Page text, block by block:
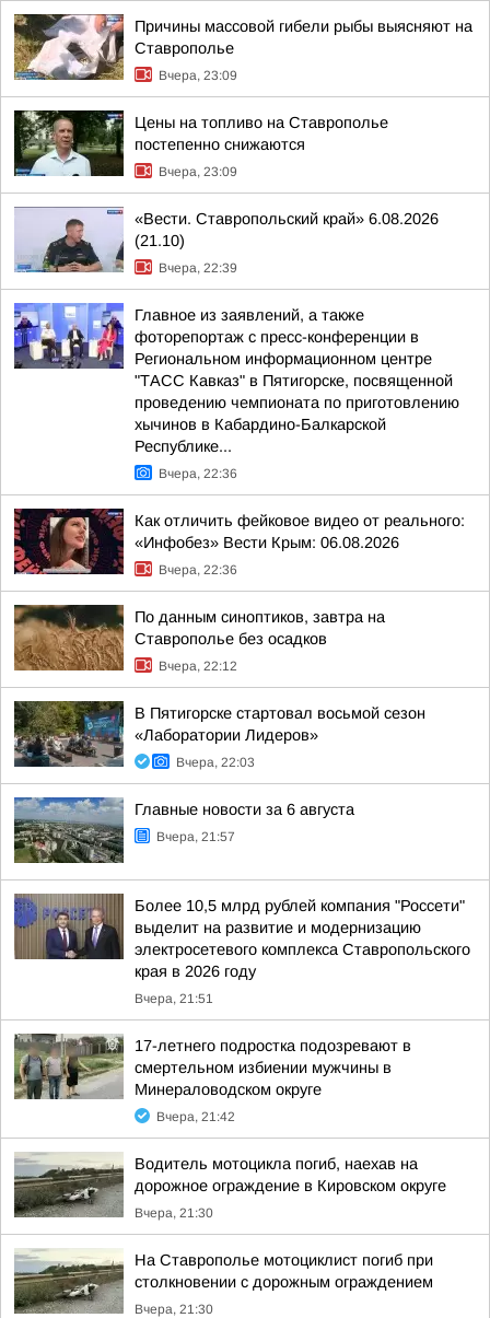
Причины массовой гибели рыбы выясняют на
Ставрополье
Вчера, 23:09
Цены на топливо на Ставрополье
постепенно снижаются
Вчера, 23:09
«Вести. Ставропольский край» 6.08.2026
(21.10)
Вчера, 22:39
Главное из заявлений, а также
фоторепортаж с пресс-конференции в
Региональном информационном центре
"ТАСС Кавказ" в Пятигорске, посвященной
проведению чемпионата по приготовлению
хычинов в Кабардино-Балкарской
Республике...
Вчера, 22:36
Как отличить фейковое видео от реального:
«Инфобез» Вести Крым: 06.08.2026
Вчера, 22:36
По данным синоптиков, завтра на
Ставрополье без осадков
Вчера, 22:12
В Пятигорске стартовал восьмой сезон
«Лаборатории Лидеров»
Вчера, 22:03
Главные новости за 6 августа
Вчера, 21:57
Более 10,5 млрд рублей компания "Россети"
выделит на развитие и модернизацию
электросетевого комплекса Ставропольского
края в 2026 году
Вчера, 21:51
17-летнего подростка подозревают в
смертельном избиении мужчины в
Минераловодском округе
Вчера, 21:42
Водитель мотоцикла погиб, наехав на
дорожное ограждение в Кировском округе
Вчера, 21:30
На Ставрополье мотоциклист погиб при
столкновении с дорожным ограждением
Вчера, 21:30